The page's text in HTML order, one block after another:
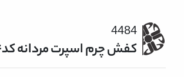
4484
کفش چرم اسپرت مردانه کد4484